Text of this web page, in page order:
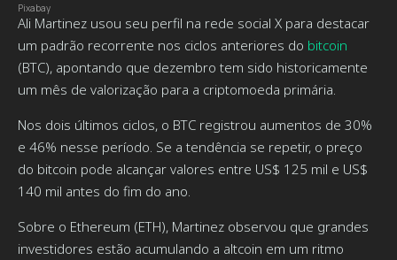
Pixabay
Ali Martinez usou seu perfil na rede social X para destacar
um padrão recorrente nos ciclos anteriores do bitcoin
(BTC), apontando que dezembro tem sido historicamente
um mês de valorização para a criptomoeda primária.
Nos dois últimos ciclos, o BTC registrou aumentos de 30%
e 46% nesse período. Se a tendência se repetir, o preço
do bitcoin pode alcançar valores entre US$ 125 mil e US$
140 mil antes do fim do ano.
Sobre o Ethereum (ETH), Martinez observou que grandes
investidores estão acumulando a altcoin em um ritmo